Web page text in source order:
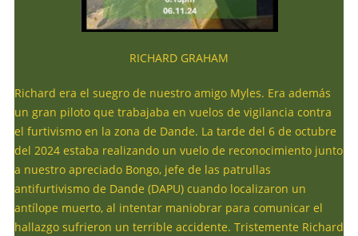
RICHARD GRAHAM
Richard era el suegro de nuestro amigo Myles. Era además
un gran piloto que trabajaba en vuelos de vigilancia contra
el furtivismo en la zona de Dande. La tarde del 6 de octubre
del 2024 estaba realizando un vuelo de reconocimiento junto
a nuestro apreciado Bongo, jefe de las patrullas
antifurtivismo de Dande (DAPU) cuando localizaron un
antílope muerto, al intentar maniobrar para comunicar el
hallazgo sufrieron un terrible accidente. Tristemente Richard